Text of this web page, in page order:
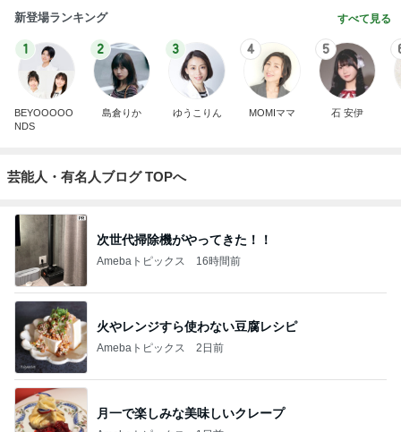
新登場ランキング すべて見る
1
BEYOOOOO
NDS
2
島倉りか
3
ゆうこりん
4
MOMIママ
5
石 安伊
芸能人・有名人ブログ TOPへ
次世代掃除機がやってきた！！
Amebaトピックス 16時間前
火やレンジすら使わない豆腐レシピ
Amebaトピックス 2日前
月一で楽しみな美味しいクレープ